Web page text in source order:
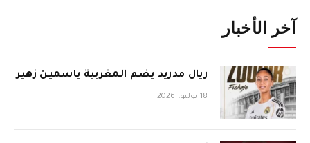
آخر الأخبار
ريال مدريد يضم المغربية ياسمين زهير
18 يوليو، 2026